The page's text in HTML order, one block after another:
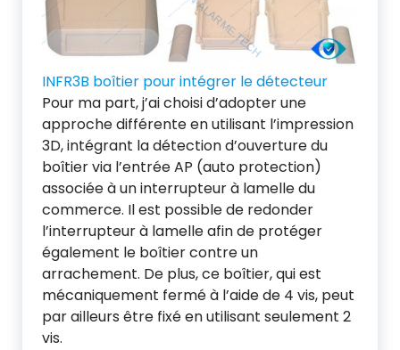
INFR3B boîtier pour intégrer le détecteur
Pour ma part, j’ai choisi d’adopter une
approche différente en utilisant l’impression
3D, intégrant la détection d’ouverture du
boîtier via l’entrée AP (auto protection)
associée à un interrupteur à lamelle du
commerce. Il est possible de redonder
l’interrupteur à lamelle afin de protéger
également le boîtier contre un
arrachement. De plus, ce boîtier, qui est
mécaniquement fermé à l’aide de 4 vis, peut
par ailleurs être fixé en utilisant seulement 2
vis.